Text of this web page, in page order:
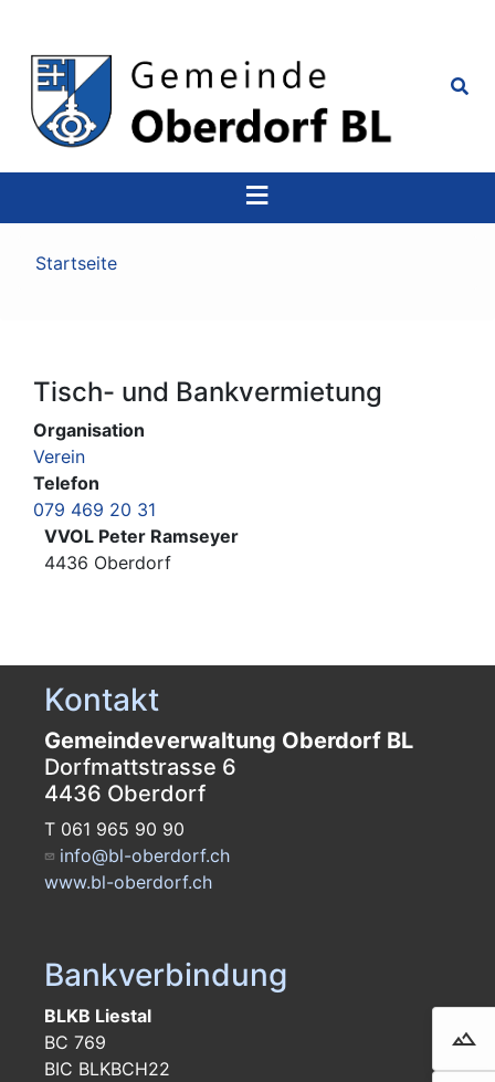
landscape
Pfadnavigation
Startseite
Tisch- und Bankvermietung
Organisation
Verein
Telefon
079 469 20 31
VVOL Peter Ramseyer
4436 Oberdorf
Kontakt
Gemeindeverwaltung Oberdorf BL
Dorfmattstrasse 6
4436 Oberdorf
T 061 965 90 90
info@bl-oberdorf.ch
www.bl-oberdorf.ch
Bankverbindung
BLKB Liestal
BC 769
BIC BLKBCH22